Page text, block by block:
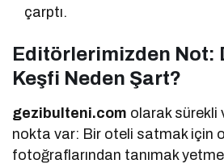
çarptı.
Editörlerimizden Not:
Keşfi Neden Şart?
gezibulteni.com olarak sürekli
nokta var: Bir oteli satmak için
fotoğraflarından tanımak